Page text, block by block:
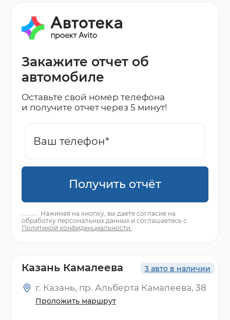
Закажите отчет об
автомобиле
Оставьте свой номер телефона
и получите отчет через 5 минут!
Получить отчёт
Нажимая на кнопку, вы даете согласие на
обработку персональных данных и соглашаетесь с
Политикой конфиденциальности.
3 авто в наличии
Казань Камалеева
г. Казань, пр. Альберта Камалеева, 38
Проложить маршрут